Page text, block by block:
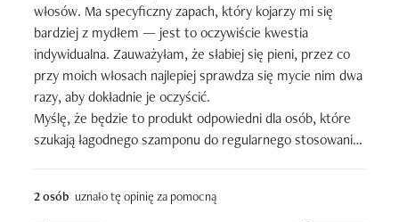
włosów. Ma specyficzny zapach, który kojarzy mi się
bardziej z mydłem — jest to oczywiście kwestia
indywidualna. Zauważyłam, że słabiej się pieni, przez co
przy moich włosach najlepiej sprawdza się mycie nim dwa
razy, aby dokładnie je oczyścić.
Myślę, że będzie to produkt odpowiedni dla osób, które
szukają łagodnego szamponu do regularnego stosowania,
2 osób uznało tę opinię za pomocną